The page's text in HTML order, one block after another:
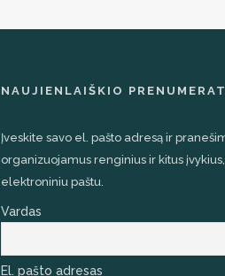
NAUJIENLAIŠKIO
Įveskite savo el. pašto adresą ir
organizuojamus renginius ir kitus
elektroniniu paštu.
Vardas
El. pašto adresas